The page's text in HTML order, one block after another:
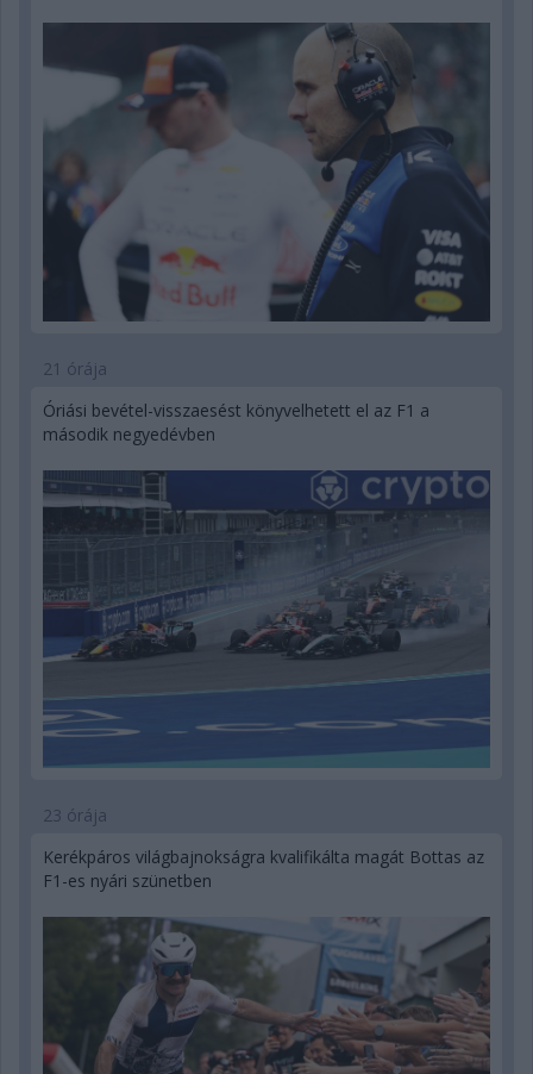
21 órája
Óriási bevétel-visszaesést könyvelhetett el az F1 a
második negyedévben
23 órája
Kerékpáros világbajnokságra kvalifikálta magát Bottas az
F1-es nyári szünetben